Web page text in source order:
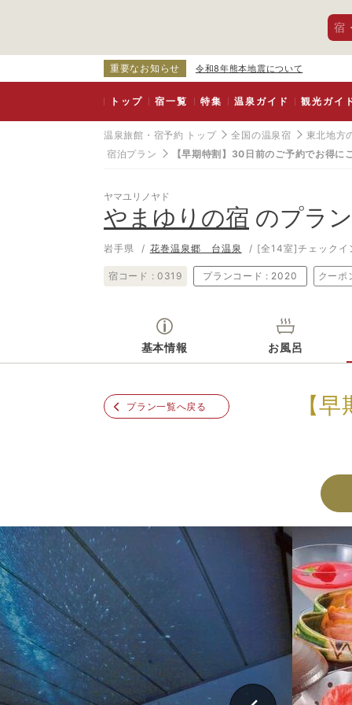
宿
重要なお知らせ 令和8年熊本地震について
トップ 宿一覧 特集 温泉ガイド 観光ガイ
温泉旅館・宿予約 トップ 全国の温泉宿
東北地方
宿泊プラン
【早期特割】30日前のご予約でお得
ヤマユリノヤド
やまゆりの宿 のプラ
岩手県 花巻温泉郷 台温泉 [全14室]チェック
宿コード : 0319 プランコード : 2020 クーポ
基本情報 お風呂
プラン一覧へ戻る 【